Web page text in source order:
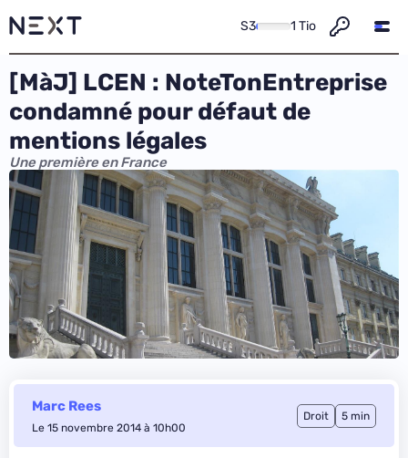
S3 1 Tio
[MàJ] LCEN : NoteTonEntreprise
condamné pour défaut de
mentions légales
Une première en France
Marc Rees
Le 15 novembre 2014 à 10h00
Droit 5 min